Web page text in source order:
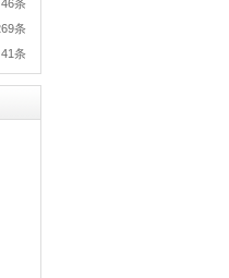
46条
条
41条